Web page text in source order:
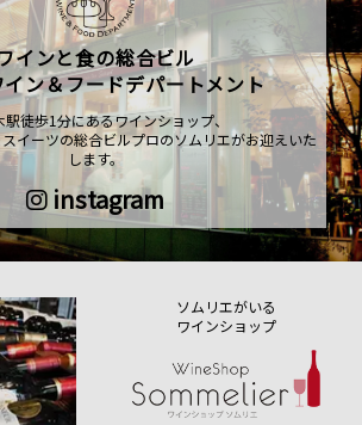
インと食の総合ビル
ン＆フードデパートメント
駅徒歩1分にあるワインショップ、
イーツの総合ビルプロのソムリエがお迎えいた
します。
instagram
ソムリエがいる
ワインショップ